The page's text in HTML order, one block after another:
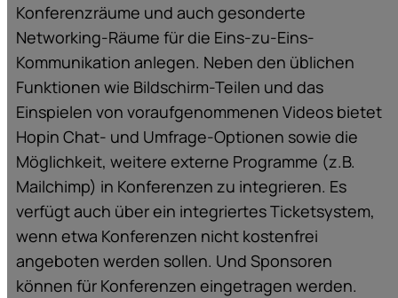
Konferenzräume und auch gesonderte
Networking-Räume für die Eins-zu-Eins-
Kommunikation anlegen. Neben den üblichen
Funktionen wie Bildschirm-Teilen und das
Einspielen von voraufgenommenen Videos bietet
Hopin Chat- und Umfrage-Optionen sowie die
Möglichkeit, weitere externe Programme (z.B.
Mailchimp) in Konferenzen zu integrieren. Es
verfügt auch über ein integriertes Ticketsystem,
wenn etwa Konferenzen nicht kostenfrei
angeboten werden sollen. Und Sponsoren
können für Konferenzen eingetragen werden.